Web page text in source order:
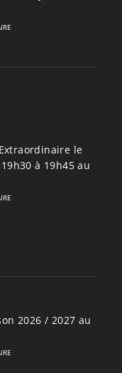
le
à 19h45 au
2026 / 2027 au